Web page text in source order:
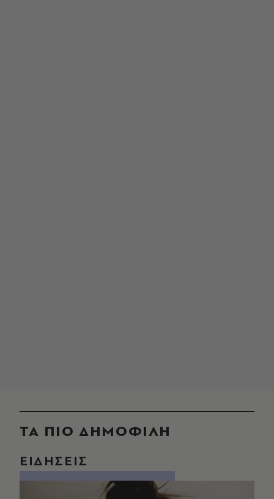
ΤΑ ΠΙΟ ΔΗΜΟΦΙΛΗ
ΕΙΔΗΣΕΙΣ